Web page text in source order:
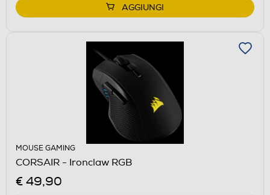
AGGIUNGI
MOUSE GAMING
CORSAIR - Ironclaw RGB
€ 49,90